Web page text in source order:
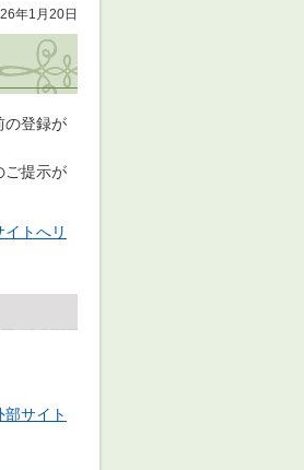
年1月20日
の登録が
ご提示が
トへリ
サイト